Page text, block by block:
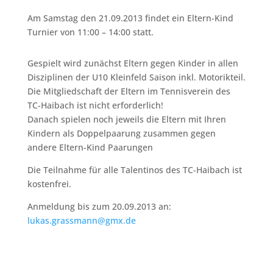
Am Samstag den 21.09.2013 findet ein Eltern-Kind
Turnier von 11:00 – 14:00 statt.
Gespielt wird zunächst Eltern gegen Kinder in allen
Disziplinen der U10 Kleinfeld Saison inkl. Motorikteil.
Die Mitgliedschaft der Eltern im Tennisverein des
TC-Haibach ist nicht erforderlich!
Danach spielen noch jeweils die Eltern mit Ihren
Kindern als Doppelpaarung zusammen gegen
andere Eltern-Kind Paarungen
Die Teilnahme für alle Talentinos des TC-Haibach ist
kostenfrei.
Anmeldung bis zum 20.09.2013 an:
lukas.grassmann@gmx.de